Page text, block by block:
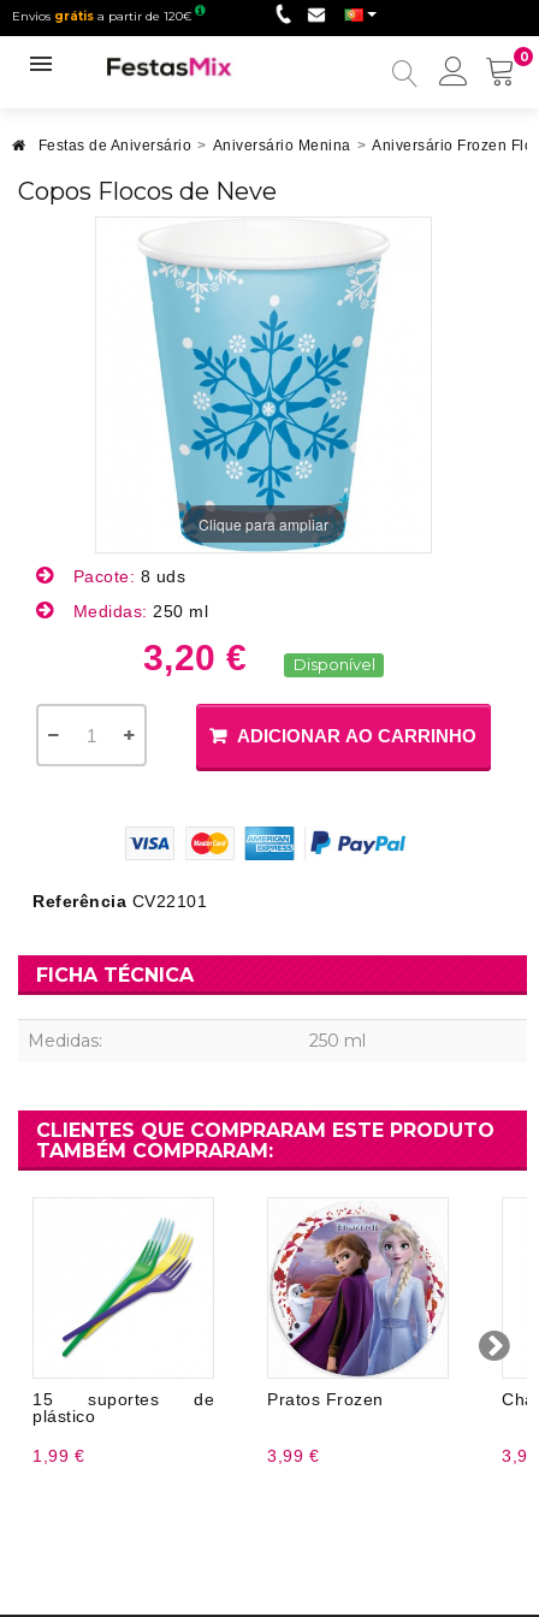
Envios grátis a partir de 120€
0
Minha
Festas de Aniversário > Aniversário Menina > Aniversário Frozen
Copos Flocos de Neve
Clique para ampliar
Pacote: 8 uds
Medidas: 250 ml
3,20 € Disponível
ADICIONAR AO CARRINHO
Referência CV22101
FICHA TÉCNICA
Medidas: 250 ml
CLIENTES QUE COMPRARAM ESTE PRODUTO
TAMBÉM COMPRARAM:
15 suportes de
plástico
1,99 €
Pratos Frozen
3,99 €